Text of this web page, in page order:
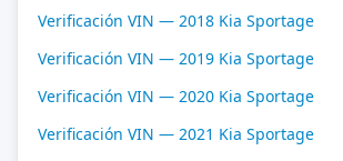
Verificación VIN — 2018 Kia Sportage
Verificación VIN — 2019 Kia Sportage
Verificación VIN — 2020 Kia Sportage
Verificación VIN — 2021 Kia Sportage